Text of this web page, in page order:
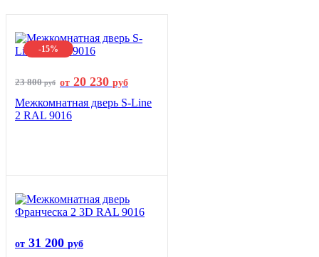
-15%
23 800руб от 20 230 руб
Межкомнатная дверь S-Line
2 RAL 9016
от 31 200 руб